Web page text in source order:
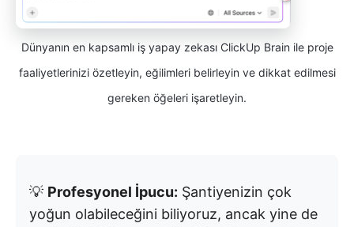
Dünyanın en kapsamlı iş yapay zekası ClickUp Brain ile proje
faaliyetlerinizi özetleyin, eğilimleri belirleyin ve dikkat edilmesi
gereken öğeleri işaretleyin.
💡 Profesyonel İpucu: Şantiyenizin çok
yoğun olabileceğini biliyoruz, ancak yine de